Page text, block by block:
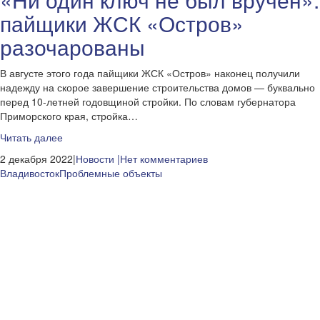
пайщики ЖСК «Остров»
разочарованы
В августе этого года пайщики ЖСК «Остров» наконец получили
надежду на скорое завершение строительства домов — буквально
перед 10-летней годовщиной стройки. По словам губернатора
Приморского края, стройка…
Читать далее
2 декабря 2022|Новости |Нет комментариев
ВладивостокПроблемные объекты